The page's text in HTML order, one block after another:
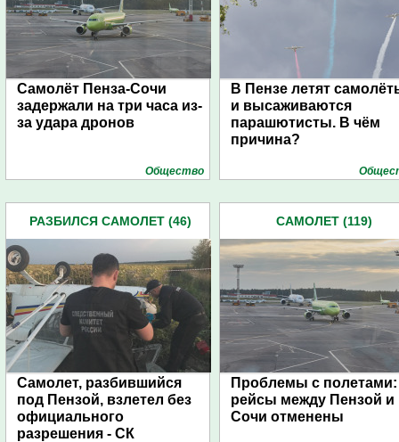
Самолёт Пенза-Сочи
задержали на три часа из-
за удара дронов
Общество
В Пензе летят
и высаживаются
парашютисты. В чём
причина?
РАЗБИЛСЯ САМОЛЕТ (46)
Самолет, разбившийся
под Пензой, взлетел без
официального
разрешения - СК
САМОЛЕТ (119)
Проблемы с полетами:
рейсы между Пензой и
Сочи отменены